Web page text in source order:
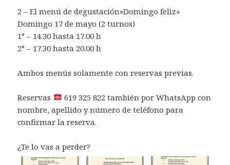
2 – El menú de degustación»Domingo feliz»
Domingo 17 de mayo (2 turnos)
1° – 14.30 hasta 17.00 h
2° – 17.30 hasta 20.00 h
Ambos menús solamente con reservas previas.
Reservas
619 325 822 también por WhatsApp con
nombre, apellido y número de teléfono para
confirmar la reserva.
¿Te lo vas a perder?